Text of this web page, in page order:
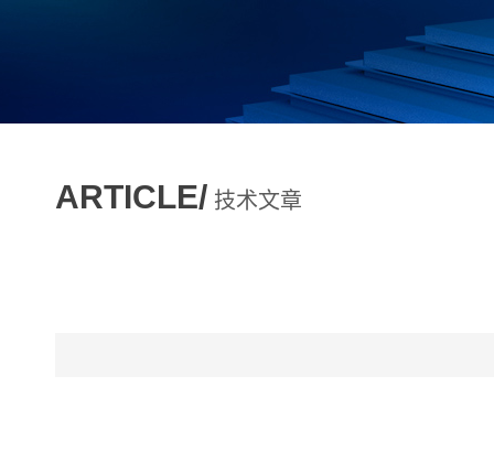
ARTICLE/ 技术文章